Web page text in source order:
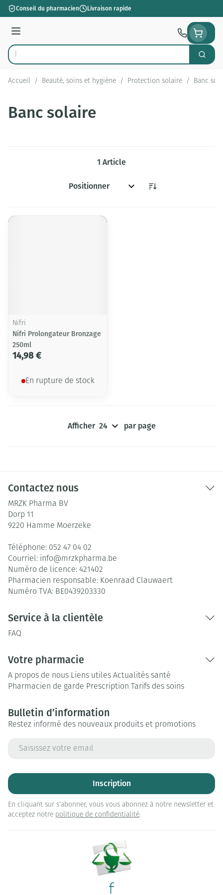
Aller au contenu
Conseil du pharmacien Livraison rapide
Menu
Rechercher
Accueil / Beauté, soins et hygiène / Protection solaire / Banc
Banc solaire
1 Article
Trier par:
Nifri
Nifri Prolongateur Bronzage
250ml
14,98 €
En rupture de stock
Afficher par page
Contactez nous
MRZK Pharma BV
Dorp 11
9220 Hamme Moerzeke
Téléphone: 052 47 04 02
Courriel: info@mrzkpharma.be
Numéro de licence: 421402
Pharmacien responsable: Koenraad Clauwaert
Numéro TVA: BE0439203330
Service à la clientèle
FAQ
Votre pharmacie
A propos de nous Liens utiles Actualités santé
Pharmacien de garde Prescription Tarifs des soins
Bulletin d’information
Restez informé des nouveaux produits et promotions
Inscription
En cliquant sur s'abonner, vous vous abonnez à notre newsletter et
acceptez notre politique de confidentialité.